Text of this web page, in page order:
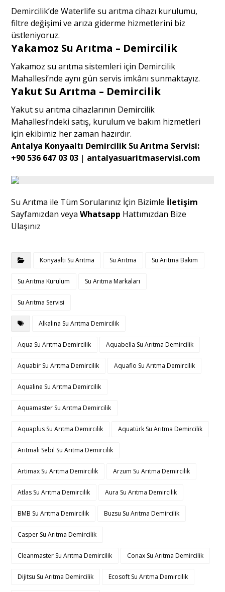
Demircilik’de Waterlife su arıtma cihazı kurulumu,
filtre değişimi ve arıza giderme hizmetlerini biz
üstleniyoruz.
Yakamoz Su Arıtma – Demircilik
Yakamoz su arıtma sistemleri için Demircilik
Mahallesi’nde aynı gün servis imkânı sunmaktayız.
Yakut Su Arıtma – Demircilik
Yakut su arıtma cihazlarının Demircilik
Mahallesi’ndeki satış, kurulum ve bakım hizmetleri
için ekibimiz her zaman hazırdır.
Antalya Konyaaltı Demircilik Su Arıtma Servisi:
+90 536 647 03 03 | antalyasuaritmaservisi.com
Su Arıtma ile Tüm Sorularınız İçin Bizimle İletişim
Sayfamızdan veyaWhatsapp Hattımızdan Bize
Ulaşınız
Konyaaltı Su Arıtma Su Arıtma Su Arıtma Bakım
Su Arıtma Kurulum Su Arıtma Markaları
Su Arıtma Servisi
Alkalina Su Arıtma Demircilik
Aqua Su Arıtma Demircilik Aquabella Su Arıtma Demircilik
Aquabir Su Arıtma Demircilik Aquaflo Su Arıtma Demircilik
Aqualine Su Arıtma Demircilik
Aquamaster Su Arıtma Demircilik
Aquaplus Su Arıtma Demircilik Aquatürk Su Arıtma Demircilik
Arıtmalı Sebil Su Arıtma Demircilik
Artimax Su Arıtma Demircilik Arzum Su Arıtma Demircilik
Atlas Su Arıtma Demircilik Aura Su Arıtma Demircilik
BMB Su Arıtma Demircilik Buzsu Su Arıtma Demircilik
Casper Su Arıtma Demircilik
Cleanmaster Su Arıtma Demircilik Conax Su Arıtma Demircilik
Dijitsu Su Arıtma Demircilik Ecosoft Su Arıtma Demircilik